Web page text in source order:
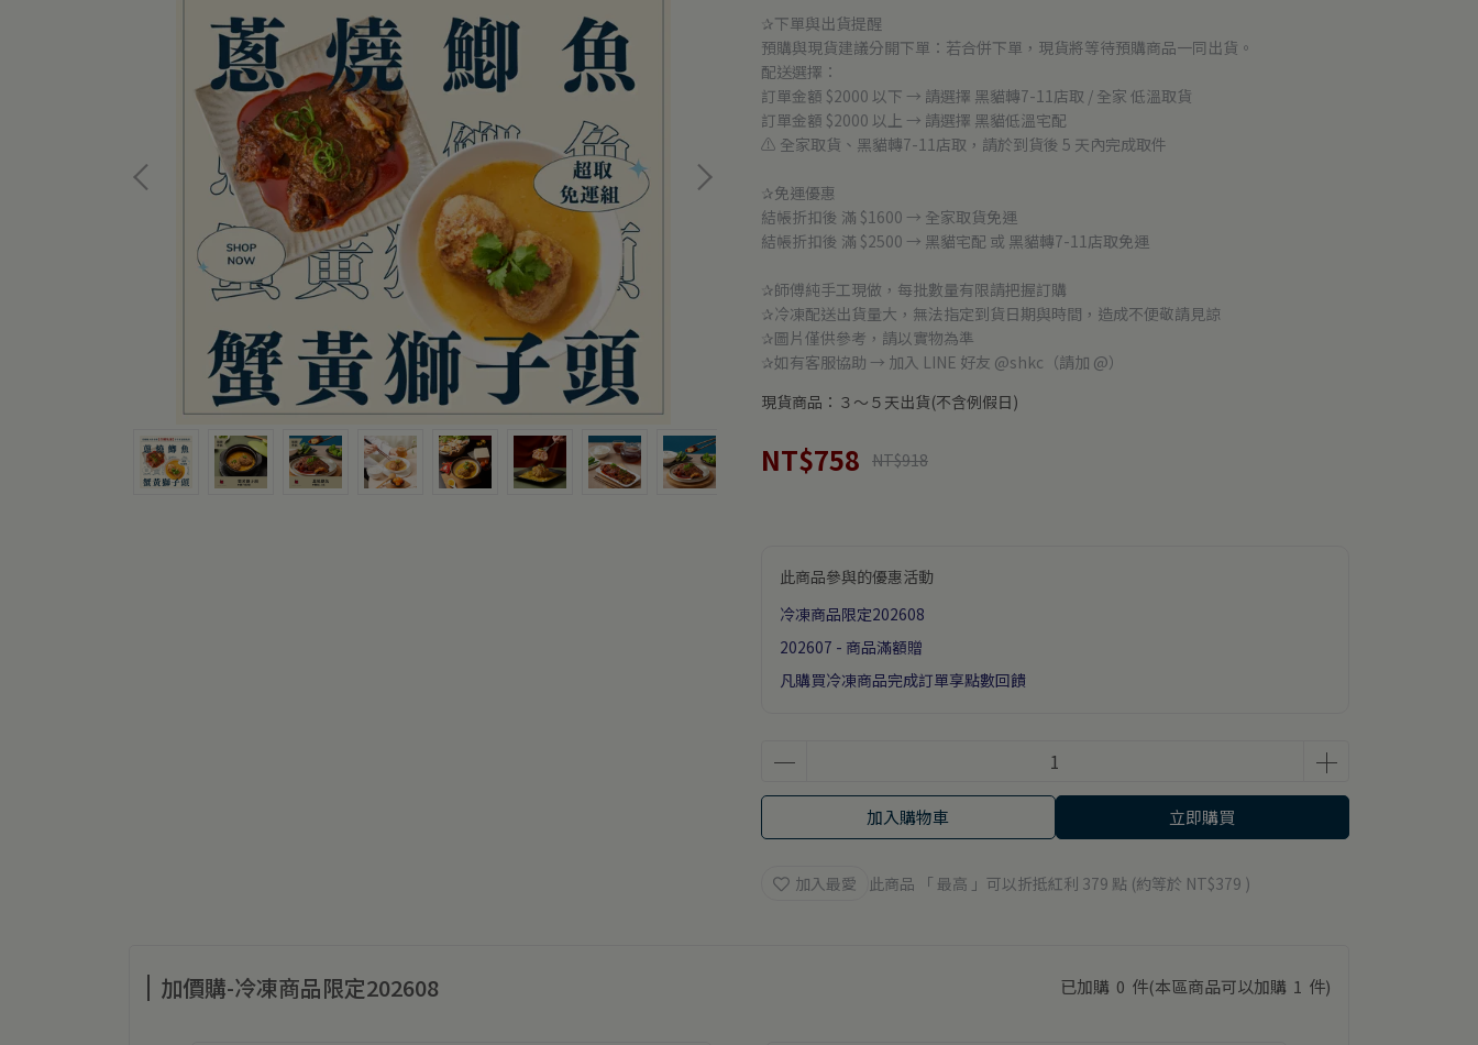
✰下單與出貨提醒
預購與現貨建議分開下單：若合併下單，現貨將等待預購商品一同出貨。
配送選擇：
訂單金額 $2000 以下 → 請選擇 黑貓轉7-11店取 / 全家 低溫取貨
訂單金額 $2000 以上 → 請選擇 黑貓低溫宅配
⚠ 全家取貨、黑貓轉7-11店取，請於到貨後 5 天內完成取件
✰免運優惠
結帳折扣後 滿 $1600 → 全家取貨免運
結帳折扣後 滿 $2500 → 黑貓宅配 或 黑貓轉7-11店取免運
✰師傅純手工現做，每批數量有限請把握訂購
✰冷凍配送出貨量大，無法指定到貨日期與時間，造成不便敬請見諒
✰圖片僅供參考，請以實物為準
✰如有客服協助 → 加入 LINE 好友 @shkc（請加 @）
現貨商品：３～５天出貨(不含例假日)
NT$758 NT$918
此商品參與的優惠活動
冷凍商品限定202608
202607 - 商品滿額贈
凡購買冷凍商品完成訂單享點數回饋
加入購物車 立即購買
加入最愛 此商品 「 最高 」可以折抵紅利 379 點 (約等於 NT$379 )
加價購-冷凍商品限定202608 已加購 0 件(本區商品可以加購 1 件)